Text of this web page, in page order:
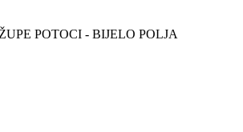
POTOCI - BIJELO POLJA